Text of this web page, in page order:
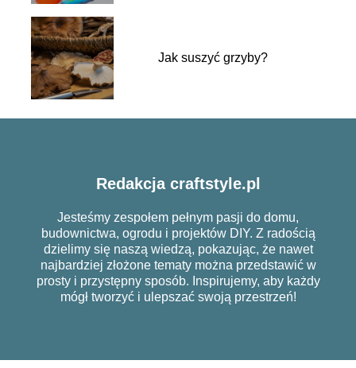
Jak suszyć grzyby?
Redakcja craftstyle.pl
Jesteśmy zespołem pełnym pasji do domu,
budownictwa, ogrodu i projektów DIY. Z radością
dzielimy się naszą wiedzą, pokazując, że nawet
najbardziej złożone tematy można przedstawić w
prosty i przystępny sposób. Inspirujemy, aby każdy
mógł tworzyć i ulepszać swoją przestrzeń!